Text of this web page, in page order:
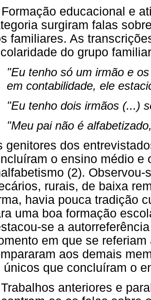
Formação educacional e
surgiram falas
familiares. As
do grupo
"Eu tenho só um irmão e
em contabilidade, ele
"Eu tenho dois irmãos (...)
"Meu pai não é
genitores dos
o ensino médio e
(2).
rurais, de baixa
havia pouca tradição
uma boa formação
se a
em que se
aos demais
únicos que concluíram o
anteriores e